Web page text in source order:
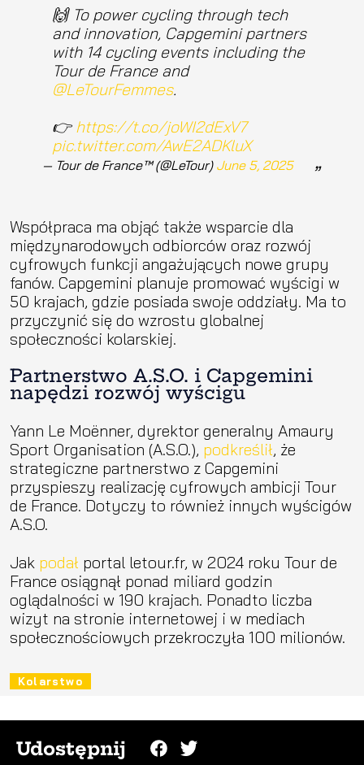
🙌 To power cycling through tech
and innovation, Capgemini partners
with 14 cycling events including the
Tour de France and
@LeTourFemmes.
👉 https://t.co/joWI2dExV7
pic.twitter.com/AwE2ADKluX
— Tour de France™ (@LeTour) June 5, 2025
Współpraca ma objąć także wsparcie dla
międzynarodowych odbiorców oraz rozwój
cyfrowych funkcji angażujących nowe grupy
fanów. Capgemini planuje promować wyścigi w
50 krajach, gdzie posiada swoje oddziały. Ma to
przyczynić się do wzrostu globalnej
społeczności kolarskiej.
Partnerstwo A.S.O. i Capgemini
napędzi rozwój wyścigu
Yann Le Moënner, dyrektor generalny Amaury
Sport Organisation (A.S.O.), podkreślił, że
strategiczne partnerstwo z Capgemini
przyspieszy realizację cyfrowych ambicji Tour
de France. Dotyczy to również innych wyścigów
A.S.O.
Jak podał portal letour.fr, w 2024 roku Tour de
France osiągnął ponad miliard godzin
oglądalności w 190 krajach. Ponadto liczba
wizyt na stronie internetowej i w mediach
społecznościowych przekroczyła 100 milionów.
Kolarstwo
Udostępnij